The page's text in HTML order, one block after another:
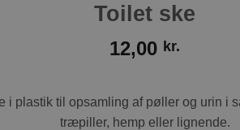
Toilet ske
12,00 kr.
i plastik til opsamling af pøller og urin i
træpiller, hemp eller lignende.